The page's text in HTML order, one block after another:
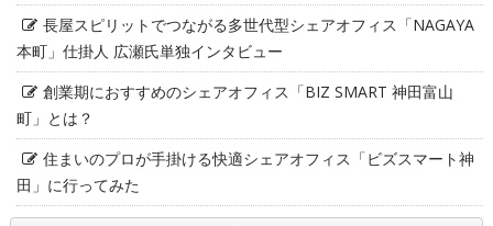
長屋スピリットでつながる多世代型シェアオフィス「NAGAYA
本町」仕掛人 広瀬氏単独インタビュー
創業期におすすめのシェアオフィス「BIZ SMART 神田富山
町」とは？
住まいのプロが手掛ける快適シェアオフィス「ビズスマート神
田」に行ってみた